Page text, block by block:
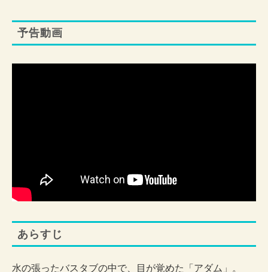
予告動画
あらすじ
水の張ったバスタブの中で、目が覚めた「アダム」。